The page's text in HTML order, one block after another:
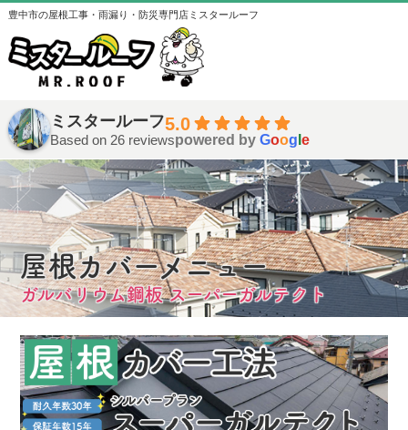
豊中市の屋根工事・雨漏り・防災専門店ミスタールーフ
ミスタールーフ5.0
Based on 26 reviewspowered by Goog e
屋根カバーメニュー
ガルバリウム鋼板 スーパーガルテクト